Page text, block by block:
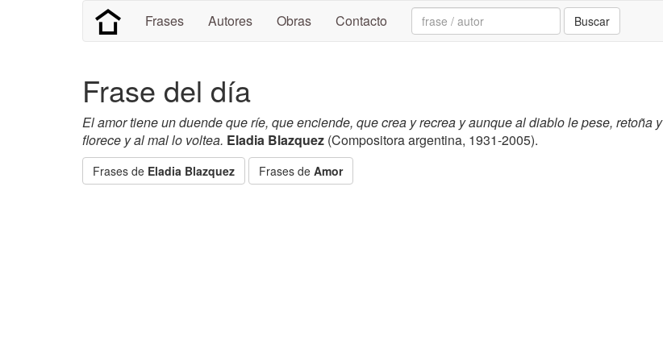
Frases Autores Obras Contacto Search: Buscar
Frase del día
El amor tiene un duende que ríe, que enciende, que crea y recrea y aunque al diablo le pese, retoña y
florece y al mal lo voltea. Eladia Blazquez (Compositora argentina, 1931-2005).
Frases de Eladia Blazquez Frases de Amor